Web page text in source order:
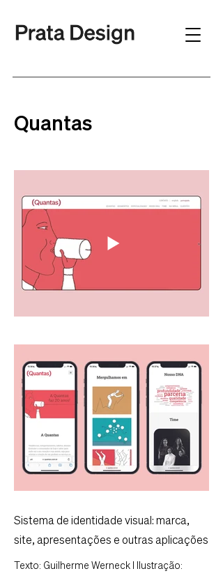
Quantas
Sistema de identidade visual: marca,
site, apresentações e outras aplicações
Texto: Guilherme Werneck I Ilustração: